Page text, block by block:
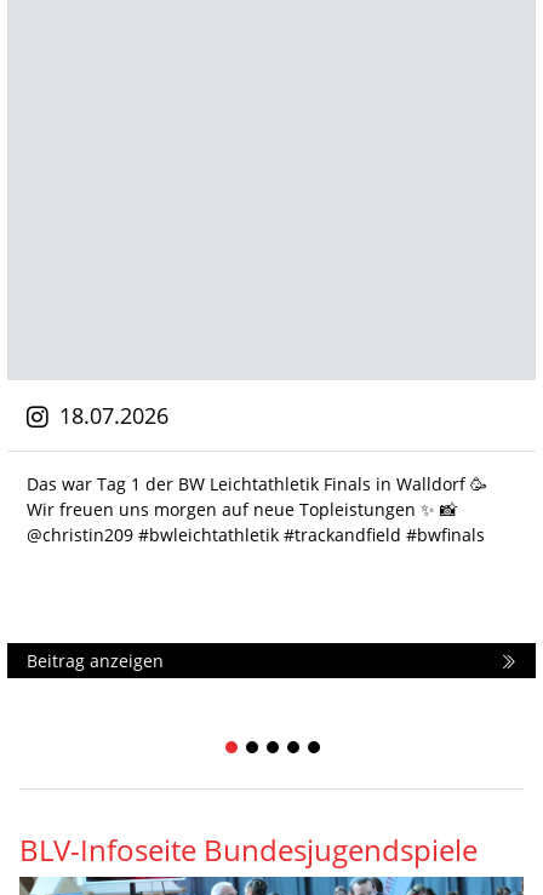
18.07.2026
Das war Tag 1 der BW Leichtathletik Finals in Walldorf 🥳
Wir freuen uns morgen auf neue Topleistungen ✨️ 📸
@christin209 #bwleichtathletik #trackandfield #bwfinals
Beitrag anzeigen
1 2 3 4 5
BLV-Infoseite Bundesjugendspiele